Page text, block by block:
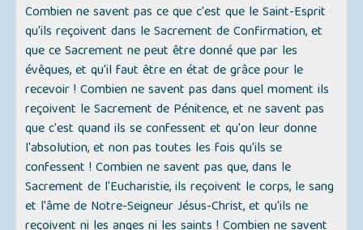
Combien ne savent pas ce que c'est que le Saint-Esprit
qu'ils reçoivent dans le Sacrement de Confirmation, et
que ce Sacrement ne peut être donné que par les
évêques, et qu'il faut être en état de grâce pour le
recevoir ! Combien ne savent pas dans quel moment ils
reçoivent le Sacrement de Pénitence, et ne savent pas
que c'est quand ils se confessent et qu'on leur donne
l'absolution, et non pas toutes les fois qu'ils se
confessent ! Combien ne savent pas que, dans le
Sacrement de l'Eucharistie, ils reçoivent le corps, le sang
et l'âme de Notre-Seigneur Jésus-Christ, et qu'ils ne